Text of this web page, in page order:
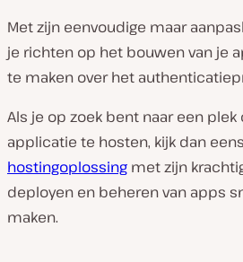
Met zijn eenvoudige maar
je richten op het bouwen van je
te maken over het
Als je op zoek bent naar een plek
applicatie te hosten, kijk dan
hostingoplossing met zijn
deployen en beheren van apps
maken.